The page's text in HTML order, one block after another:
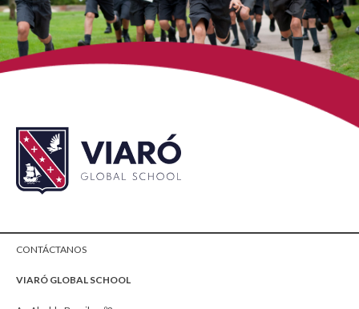
CONTÁCTANOS
VIARÓ GLOBAL SCHOOL